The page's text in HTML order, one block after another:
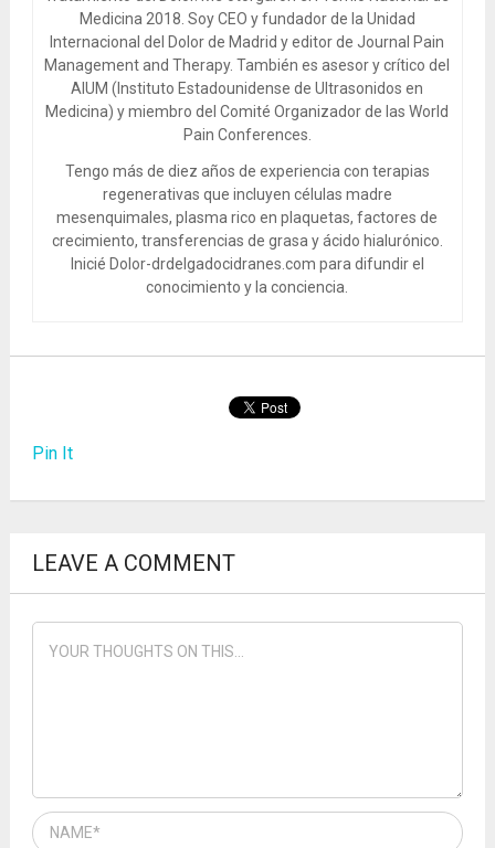
Medicina 2018. Soy CEO y fundador de la Unidad
Internacional del Dolor de Madrid y editor de Journal Pain
Management and Therapy. También es asesor y crítico del
AIUM (Instituto Estadounidense de Ultrasonidos en
Medicina) y miembro del Comité Organizador de las World
Pain Conferences.
Tengo más de diez años de experiencia con terapias
regenerativas que incluyen células madre
mesenquimales, plasma rico en plaquetas, factores de
crecimiento, transferencias de grasa y ácido hialurónico.
Inicié Dolor-drdelgadocidranes.com para difundir el
conocimiento y la conciencia.
Pin It
LEAVE A COMMENT